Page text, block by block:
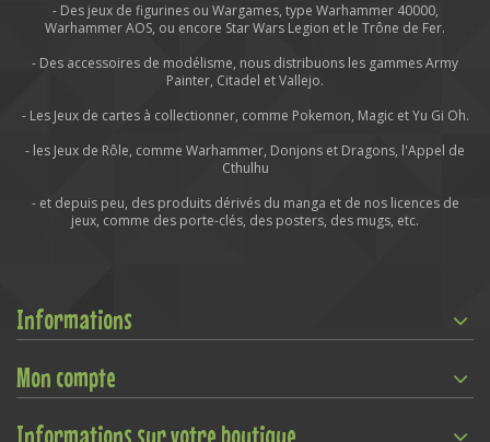
- Des jeux de figurines ou Wargames, type Warhammer 40000,
Warhammer AOS, ou encore Star Wars Legion et le Trône de Fer.
- Des accessoires de modélisme, nous distribuons les gammes Army
Painter, Citadel et Vallejo.
- Les Jeux de cartes à collectionner, comme Pokemon, Magic et Yu Gi Oh.
- les Jeux de Rôle, comme Warhammer, Donjons et Dragons, l'Appel de
Cthulhu
- et depuis peu, des produits dérivés du manga et de nos licences de
jeux, comme des porte-clés, des posters, des mugs, etc.
Informations
Mon compte
Informations sur votre boutique